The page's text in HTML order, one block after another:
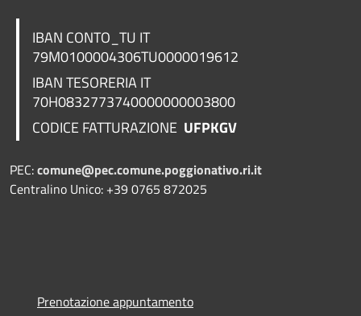
IBAN CONTO_TU IT
79M0100004306TU0000019612
IBAN TESORERIAIT
70H0832773740000000003800
CODICE FATTURAZIONE UFPKGV
PEC:comune@pec.comune.poggionativo.ri.it
Centralino Unico: +39 0765 872025
Prenotazione appuntamento